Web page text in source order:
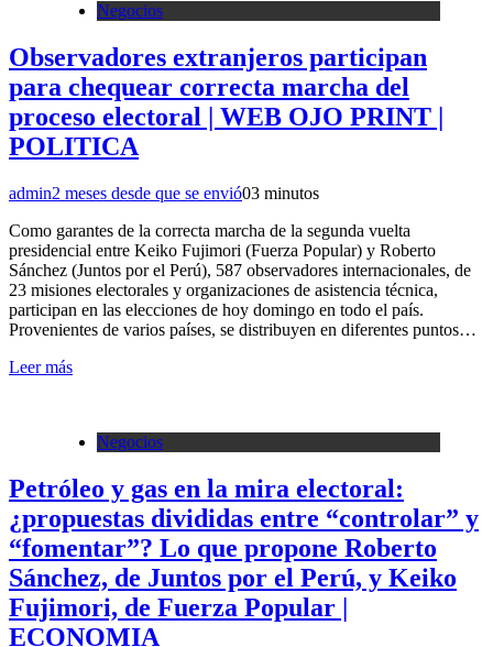
Negocios
Observadores extranjeros participan
para chequear correcta marcha del
proceso electoral | WEB OJO PRINT |
POLITICA
admin2 meses desde que se envió03 minutos
Como garantes de la correcta marcha de la segunda vuelta
presidencial entre Keiko Fujimori (Fuerza Popular) y Roberto
Sánchez (Juntos por el Perú), 587 observadores internacionales, de
23 misiones electorales y organizaciones de asistencia técnica,
participan en las elecciones de hoy domingo en todo el país.
Provenientes de varios países, se distribuyen en diferentes puntos…
Leer más
Negocios
Petróleo y gas en la mira electoral:
¿propuestas divididas entre “controlar” y
“fomentar”? Lo que propone Roberto
Sánchez, de Juntos por el Perú, y Keiko
Fujimori, de Fuerza Popular |
ECONOMIA